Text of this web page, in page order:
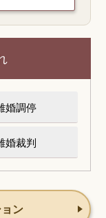
婚調停
婚裁判
ン